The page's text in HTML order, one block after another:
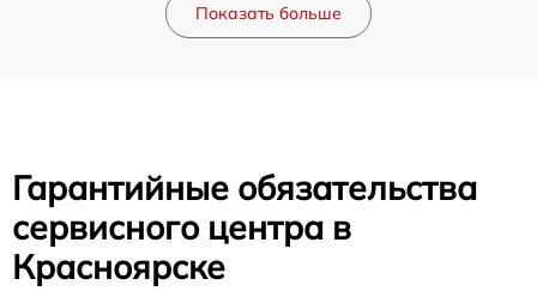
Показать больше
Гарантийные обязательства
сервисного центра в
Красноярске